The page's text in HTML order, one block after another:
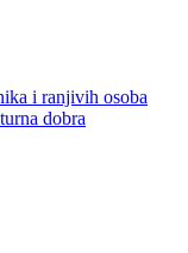
i ranjivih osoba
dobra